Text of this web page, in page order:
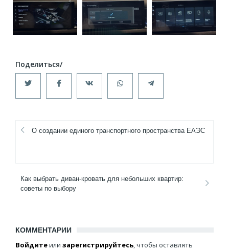
О создании единого транспортного пространства ЕАЭС
Как выбрать диван-кровать для небольших квартир:
советы по выбору
КОММЕНТАРИИ
Войдитеили зарегистрируйтесь , чтобы оставлять